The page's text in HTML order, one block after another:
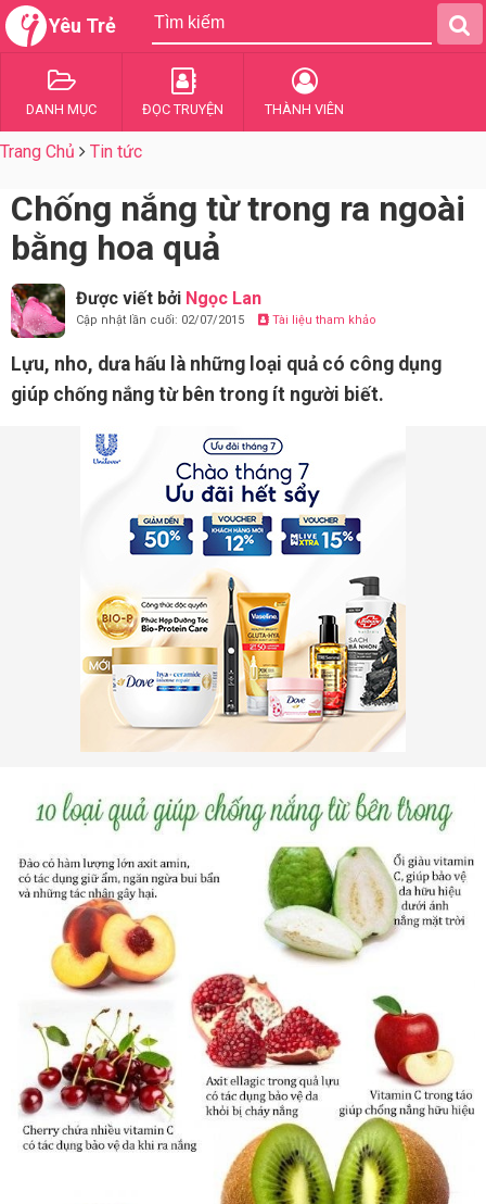
Yêu Trẻ
DANH MỤC ĐỌC TRUYỆN THÀNH VIÊN
Trang Chủ Tin tức
Chống nắng từ trong ra ngoài
bằng hoa quả
Được viết bởi Ngọc Lan
Cập nhật lần cuối: 02/07/2015 Tài liệu tham khảo
Lựu, nho, dưa hấu là những loại quả có công dụng
giúp chống nắng từ bên trong ít người biết.